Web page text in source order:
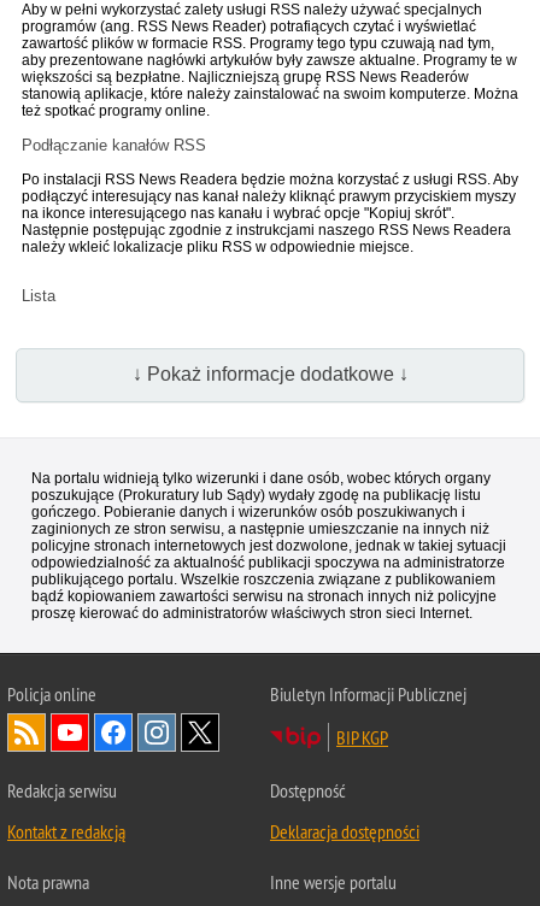
Aby w pełni wykorzystać zalety usługi RSS należy używać specjalnych
programów (ang. RSS News Reader) potrafiących czytać i wyświetlać
zawartość plików w formacie RSS. Programy tego typu czuwają nad tym,
aby prezentowane nagłówki artykułów były zawsze aktualne. Programy te w
większości są bezpłatne. Najliczniejszą grupę RSS News Readerów
stanowią aplikacje, które należy zainstalować na swoim komputerze. Można
też spotkać programy online.
Podłączanie kanałów RSS
Po instalacji RSS News Readera będzie można korzystać z usługi RSS. Aby
podłączyć interesujący nas kanał należy kliknąć prawym przyciskiem myszy
na ikonce interesującego nas kanału i wybrać opcje "Kopiuj skrót".
Następnie postępując zgodnie z instrukcjami naszego RSS News Readera
należy wkleić lokalizacje pliku RSS w odpowiednie miejsce.
Lista
↓ Pokaż informacje dodatkowe ↓
Na portalu widnieją tylko wizerunki i dane osób, wobec których organy
poszukujące (Prokuratury lub Sądy) wydały zgodę na publikację listu
gończego. Pobieranie danych i wizerunków osób poszukiwanych i
zaginionych ze stron serwisu, a następnie umieszczanie na innych niż
policyjne stronach internetowych jest dozwolone, jednak w takiej sytuacji
odpowiedzialność za aktualność publikacji spoczywa na administratorze
publikującego portalu. Wszelkie roszczenia związane z publikowaniem
bądź kopiowaniem zawartości serwisu na stronach innych niż policyjne
proszę kierować do administratorów właściwych stron sieci Internet.
Policjaonline
Biuletyn Informacji Publicznej
BIP KGP
Redakcja serwisu
Kontakt z redakcją
Dostępność
Deklaracja dostępności
Nota prawna
Inne wersje portalu